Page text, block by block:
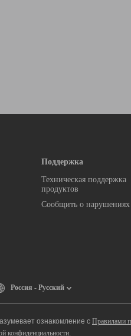
Поддержка
Техническая поддержка
продуктов
Сообщить о нарушениях
Россия - Русский
ознакомление с Правилами
конфиденциальности.